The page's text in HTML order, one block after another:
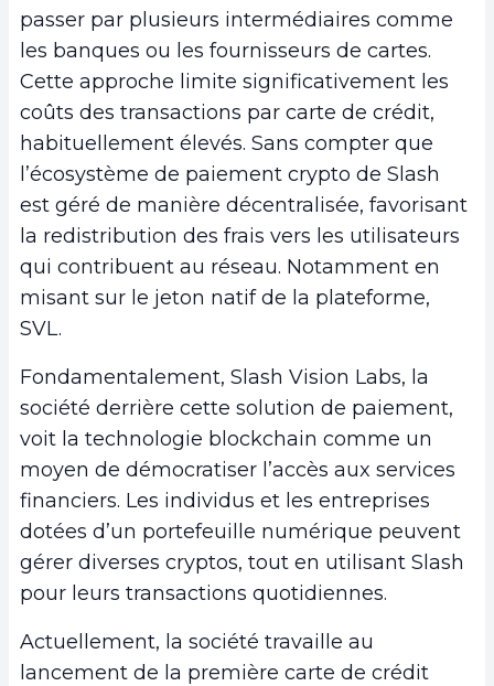
passer par plusieurs intermédiaires comme
les banques ou les fournisseurs de cartes.
Cette approche limite significativement les
coûts des transactions par carte de crédit,
habituellement élevés. Sans compter que
l’écosystème de paiement crypto de Slash
est géré de manière décentralisée, favorisant
la redistribution des frais vers les utilisateurs
qui contribuent au réseau. Notamment en
misant sur le jeton natif de la plateforme,
SVL.
Fondamentalement, Slash Vision Labs, la
société derrière cette solution de paiement,
voit la technologie blockchain comme un
moyen de démocratiser l’accès aux services
financiers. Les individus et les entreprises
dotées d’un portefeuille numérique peuvent
gérer diverses cryptos, tout en utilisant Slash
pour leurs transactions quotidiennes.
Actuellement, la société travaille au
lancement de la première carte de crédit